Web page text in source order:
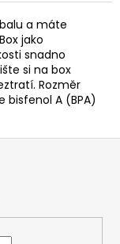
a máte
jako
snadno
si na box
Rozměr
bisfenol A (BPA)